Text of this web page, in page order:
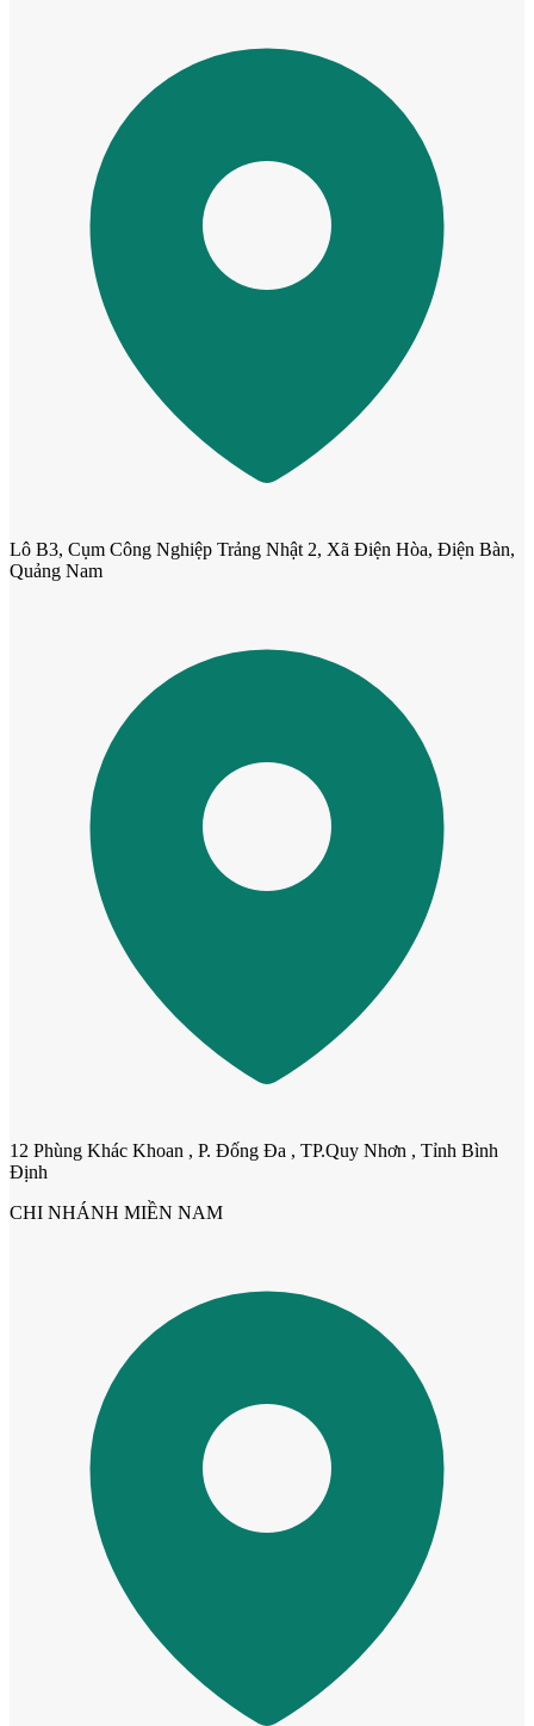
Cửa nhựa Composite Đài Loan
Cửa cho thú cưng
Cửa dành cho bé
Cửa mẫu trơn phẳng
Lô B3, Cụm Công Nghiệp Trảng Nhật 2, Xã Điện Hòa, Điện Bàn,
Quảng Nam
12 Phùng Khác Khoan , P. Đống Đa , TP.Quy Nhơn , Tỉnh Bình
Định
CHI NHÁNH MIỀN NAM